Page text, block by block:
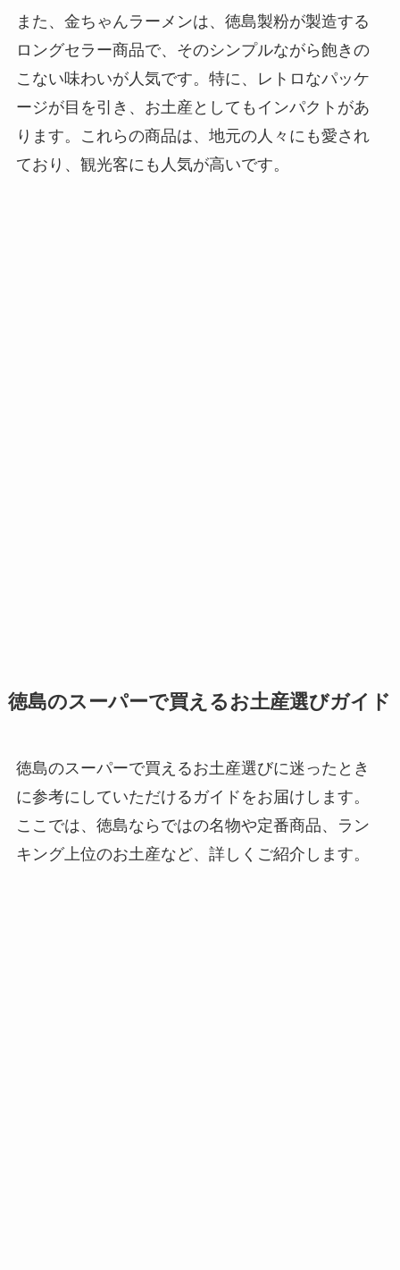
また、金ちゃんラーメンは、徳島製粉が製造する
ロングセラー商品で、そのシンプルながら飽きの
こない味わいが人気です。特に、レトロなパッケ
ージが目を引き、お土産としてもインパクトがあ
ります。これらの商品は、地元の人々にも愛され
ており、観光客にも人気が高いです。
徳島のスーパーで買えるお土産選びガイド
徳島のスーパーで買えるお土産選びに迷ったとき
に参考にしていただけるガイドをお届けします。
ここでは、徳島ならではの名物や定番商品、ラン
キング上位のお土産など、詳しくご紹介します。